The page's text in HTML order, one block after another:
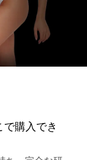
購入でき